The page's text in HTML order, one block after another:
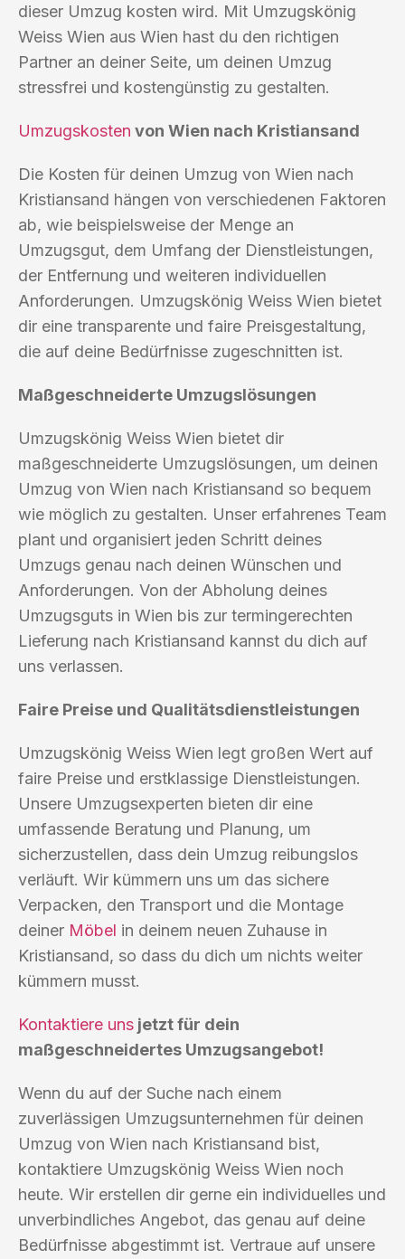
dieser Umzug kosten wird. Mit Umzugskönig
Weiss Wien aus Wien hast du den richtigen
Partner an deiner Seite, um deinen Umzug
stressfrei und kostengünstig zu gestalten.
Umzugskosten von Wien nach Kristiansand
Die Kosten für deinen Umzug von Wien nach
Kristiansand hängen von verschiedenen Faktoren
ab, wie beispielsweise der Menge an
Umzugsgut, dem Umfang der Dienstleistungen,
der Entfernung und weiteren individuellen
Anforderungen. Umzugskönig Weiss Wien bietet
dir eine transparente und faire Preisgestaltung,
die auf deine Bedürfnisse zugeschnitten ist.
Maßgeschneiderte Umzugslösungen
Umzugskönig Weiss Wien bietet dir
maßgeschneiderte Umzugslösungen, um deinen
Umzug von Wien nach Kristiansand so bequem
wie möglich zu gestalten. Unser erfahrenes Team
plant und organisiert jeden Schritt deines
Umzugs genau nach deinen Wünschen und
Anforderungen. Von der Abholung deines
Umzugsguts in Wien bis zur termingerechten
Lieferung nach Kristiansand kannst du dich auf
uns verlassen.
Faire Preise und Qualitätsdienstleistungen
Umzugskönig Weiss Wien legt großen Wert auf
faire Preise und erstklassige Dienstleistungen.
Unsere Umzugsexperten bieten dir eine
umfassende Beratung und Planung, um
sicherzustellen, dass dein Umzug reibungslos
verläuft. Wir kümmern uns um das sichere
Verpacken, den Transport und die Montage
deiner Möbel in deinem neuen Zuhause in
Kristiansand, so dass du dich um nichts weiter
kümmern musst.
Kontaktiere uns jetzt für dein
maßgeschneidertes Umzugsangebot!
Wenn du auf der Suche nach einem
zuverlässigen Umzugsunternehmen für deinen
Umzug von Wien nach Kristiansand bist,
kontaktiere Umzugskönig Weiss Wien noch
heute. Wir erstellen dir gerne ein individuelles und
unverbindliches Angebot, das genau auf deine
Bedürfnisse abgestimmt ist. Vertraue auf unsere